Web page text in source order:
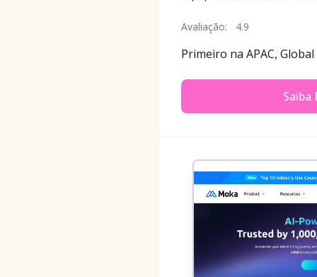
Avaliação: 4.9
Primeiro na APAC, Global
Saiba